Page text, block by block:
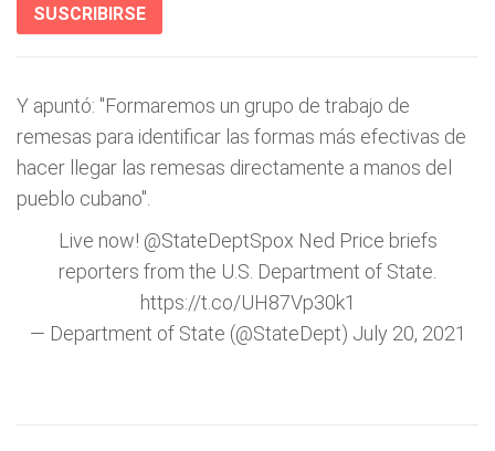
SUSCRIBIRSE
Y apuntó: "Formaremos un grupo de trabajo de
remesas para identificar las formas más efectivas de
hacer llegar las remesas directamente a manos del
pueblo cubano".
Live now! @StateDeptSpox Ned Price briefs
reporters from the U.S. Department of State.
https://t.co/UH87Vp30k1
— Department of State (@StateDept) July 20, 2021